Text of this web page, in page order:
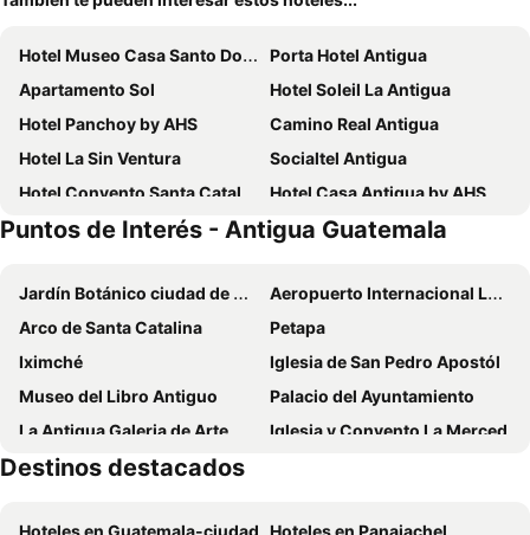
Hotel Museo Casa Santo Domingo
Porta Hotel Antigua
Apartamento Sol
Hotel Soleil La Antigua
Hotel Panchoy by AHS
Camino Real Antigua
Hotel La Sin Ventura
Socialtel Antigua
Hotel Convento Santa Catalina by AHS
Hotel Casa Antigua by AHS
Los Olivos Boutique Hotel Antigua Guatemala
Hotel Maya Ik'
Hotel Las Farolas
Hotel Posada de la Luna
Why Not Hotel
Hospedaje El Viajero Antigua llI
Hotel Casa del Parque by AHS
Hot Chipilin
Hotel Boutique Casa Del Ángel
Posada Maya
Los Pasos Boutique Hotel & Spa
Hotel Las Camelias Inn by AHS
Casa Buho B&B
Puntos de Interés - Antigua Guatemala
Jardín Botánico ciudad de Guatemala
Aeropuerto Internacional La Aurora
Arco de Santa Catalina
Petapa
Iximché
Iglesia de San Pedro Apostól
Museo del Libro Antiguo
Palacio del Ayuntamiento
La Antigua Galeria de Arte
Iglesia y Convento La Merced
Easter Week - Semana Santa
Destinos destacados
Hoteles en Guatemala-ciudad Hoteles en Panajachel